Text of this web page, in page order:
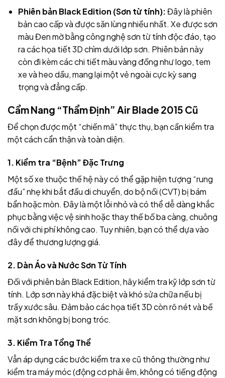
Phiên bản Black Edition (Sơn từ tính):Đây là phiên
bản cao cấp và được săn lùng nhiều nhất. Xe được sơn
màu Đen mờ bằng công nghệ sơn từ tính độc đáo, tạo
ra các họa tiết 3D chìm dưới lớp sơn. Phiên bản này
còn đi kèm các chi tiết màu vàng đồng như logo, tem
xe và heo dầu, mang lại một vẻ ngoài cực kỳ sang
trọng và đẳng cấp.
Cẩm Nang “Thẩm Định” Air Blade 2015 Cũ
Để chọn được một “chiến mã” thực thụ, bạn cần kiểm tra
một cách cẩn thận và toàn diện.
1. Kiểm tra “Bệnh” Đặc Trưng
Một số xe thuộc thế hệ này có thể gặp hiện tượng “rung
đầu” nhẹ khi bắt đầu di chuyển, do bộ nồi (CVT) bị bám
bẩn hoặc mòn. Đây là một lỗi nhỏ và có thể dễ dàng khắc
phục bằng việc vệ sinh hoặc thay thế bố ba càng, chuông
nồi với chi phí không cao. Tuy nhiên, bạn có thể dựa vào
đây để thương lượng giá.
2. Dàn Áo và Nước Sơn Từ Tính
Đối với phiên bản Black Edition, hãy kiểm tra kỹ lớp sơn từ
tính. Lớp sơn này khá đặc biệt và khó sửa chữa nếu bị
trầy xước sâu. Đảm bảo các họa tiết 3D còn rõ nét và bề
mặt sơn không bị bong tróc.
3. Kiểm Tra Tổng Thể
Vẫn áp dụng các bước kiểm tra xe cũ thông thường như
kiểm tra máy móc (động cơ phải êm, không có tiếng động